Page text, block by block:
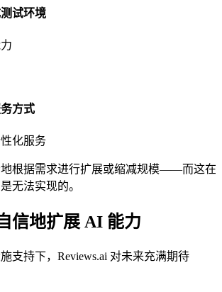
试环境
方式
化服务
地根据需求进行扩展或缩减规模——而这在
无法实现的。
信地扩展 AI 能力
支持下，Reviews.ai 对未来充满期待